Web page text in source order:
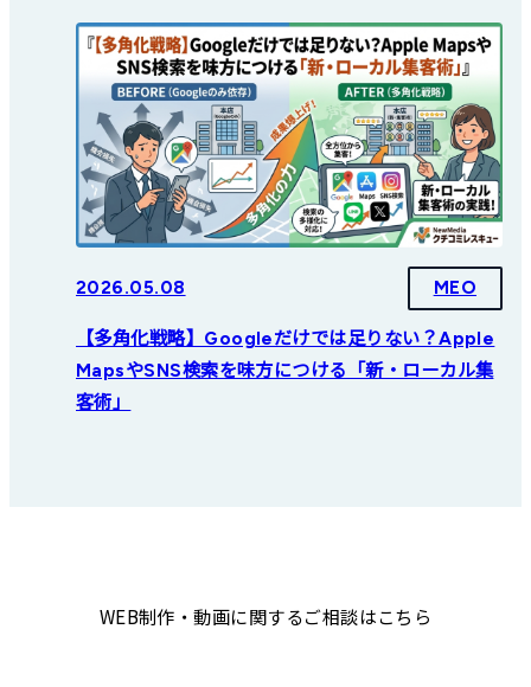
2026.05.08 MEO
【多角化戦略】Googleだけでは足りない？Apple
MapsやSNS検索を味方につける「新・ローカル集
客術」
WEB制作・動画に関するご相談はこちら